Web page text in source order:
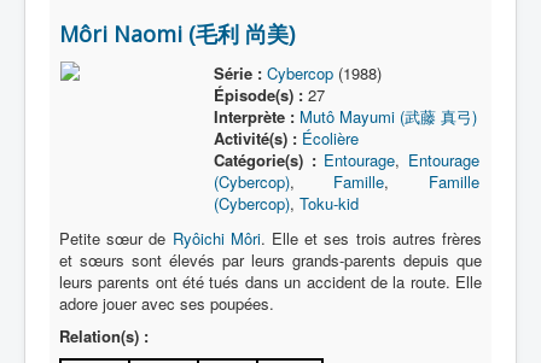
Môri Naomi (毛利 尚美)
Série : Cybercop(1988)
Épisode(s) :27
Interprète : Mutô Mayumi (武藤 真弓)
Activité(s) : Écolière
Catégorie(s) : Entourage, Entourage
(Cybercop), Famille, Famille
(Cybercop), Toku-kid
Petite sœur de Ryôichi Môri. Elle et ses trois autres frères
et sœurs sont élevés par leurs grands-parents depuis que
leurs parents ont été tués dans un accident de la route. Elle
adore jouer avec ses poupées.
Relation(s) :